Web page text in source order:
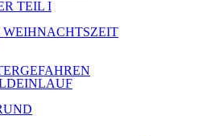
TEIL I
WEIHNACHTSZEIT